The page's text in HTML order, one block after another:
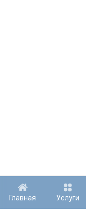
Главная Услуги